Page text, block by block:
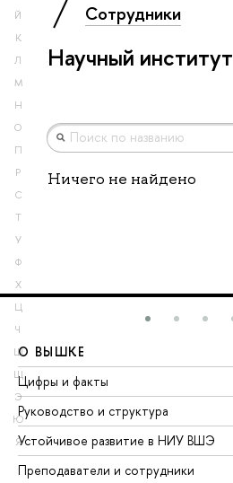
Й
К
Л
М
Н
О
П
Р
С
Т
У
Ф
Х
Ц
Ч
Ш
Щ
Э
Ю
Я
Сотрудники
Научный институт
Ничего не найдено
О ВЫШКЕ
Цифры и факты
Руководство и структура
Устойчивое развитие в НИУ ВШЭ
Преподаватели и сотрудники